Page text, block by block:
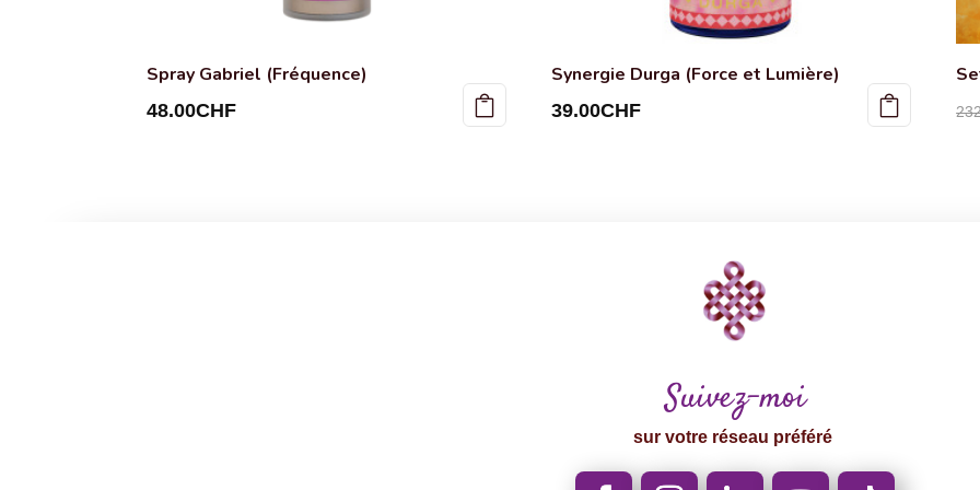
Spray Gabriel (Fréquence)
48.00CHF
Synergie Durga (Force et Lumière)
39.00CHF
Suivez-moi
sur votre réseau préféré